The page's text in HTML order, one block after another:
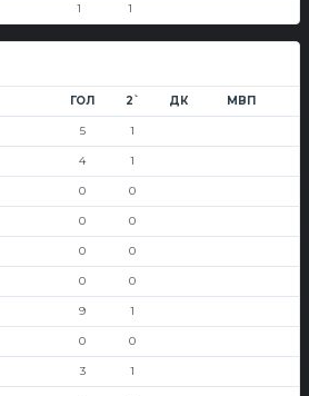
1 1
ГОЛ 2` ДК МВП
5 1
4 1
0 0
0 0
0 0
0 0
9 1
0 0
3 1